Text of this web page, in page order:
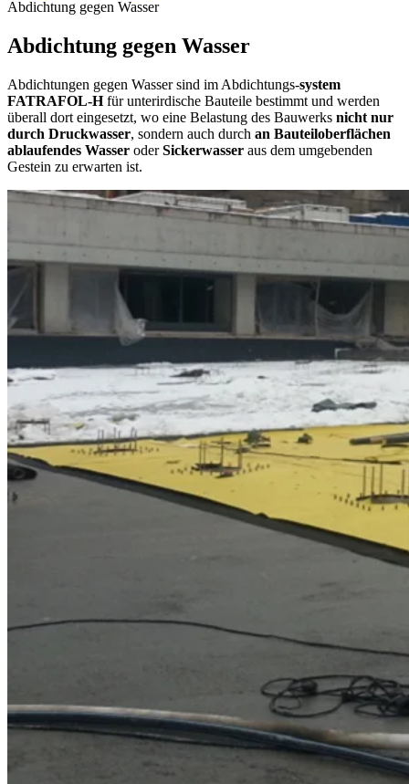
Abdichtung gegen Wasser
Abdichtung gegen Wasser
Abdichtungen gegen Wasser sind im Abdichtungs-system
FATRAFOL-Hfür unterirdische Bauteile bestimmt und werden
überall dort eingesetzt, wo eine Belastung des Bauwerks nicht nur
durch Druckwasser, sondern auch durch an Bauteiloberflächen
ablaufendes Wasser oderSickerwasser aus dem umgebenden
Gestein zu erwarten ist.